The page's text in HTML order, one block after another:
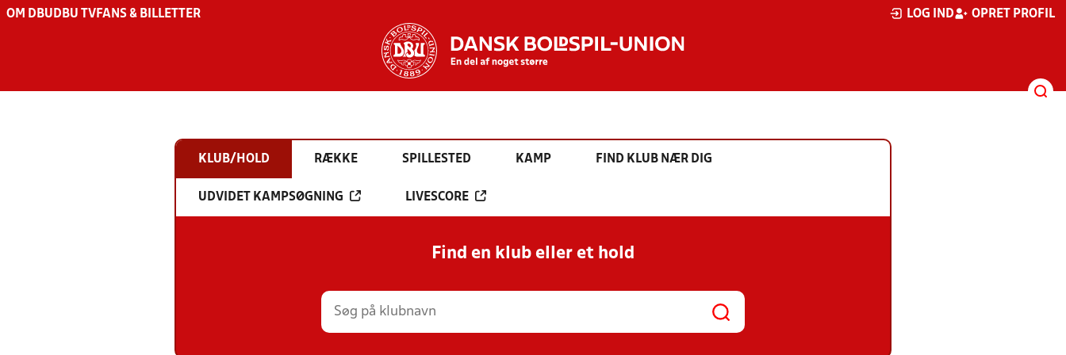
OM DBU DBU TV FANS & BILLETTER LOG IND OPRET PROFIL
KLUB/HOLD RÆKKE SPILLESTED KAMP FIND KLUB NÆR DIG
UDVIDET KAMPSØGNING LIVESCORE
Find en klub eller et hold